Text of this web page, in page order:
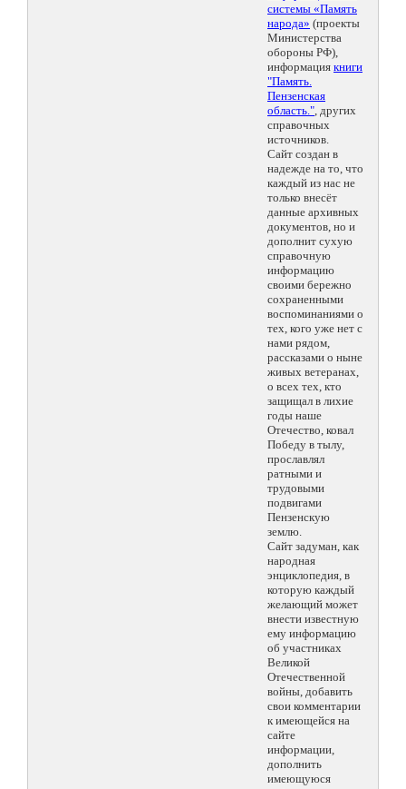
системы «Память
народа» (проекты
Министерства
обороны РФ),
информация книги
"Память.
Пензенская
область.", других
справочных
источников.
Сайт создан в
надежде на то, что
каждый из нас не
только внесёт
данные архивных
документов, но и
дополнит сухую
справочную
информацию
своими бережно
сохраненными
воспоминаниями о
тех, кого уже нет с
нами рядом,
рассказами о ныне
живых ветеранах,
о всех тех, кто
защищал в лихие
годы наше
Отечество, ковал
Победу в тылу,
прославлял
ратными и
трудовыми
подвигами
Пензенскую
землю.
Сайт задуман, как
народная
энциклопедия, в
которую каждый
желающий может
внести известную
ему информацию
об участниках
Великой
Отечественной
войны, добавить
свои комментарии
к имеющейся на
сайте
информации,
дополнить
имеющуюся